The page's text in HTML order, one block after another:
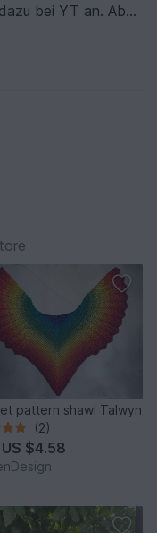
bei YT an. Aber
dann eine Reihe
pattern shawl Talwyn
(2)
US $4.58